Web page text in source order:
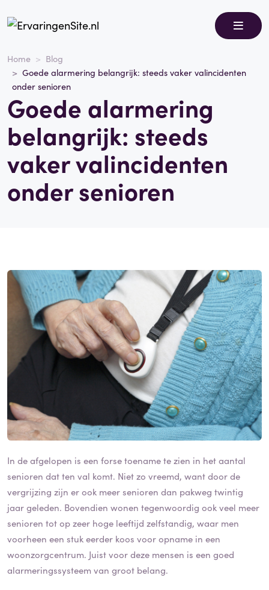
Home
Blog
Goede alarmering belangrijk: steeds vaker valincidenten
onder senioren
Goede alarmering
belangrijk: steeds
vaker valincidenten
onder senioren
In de afgelopen is een forse toename te zien in het aantal
senioren dat ten val komt. Niet zo vreemd, want door de
vergrijzing zijn er ook meer senioren dan pakweg twintig
jaar geleden. Bovendien wonen tegenwoordig ook veel meer
senioren tot op zeer hoge leeftijd zelfstandig, waar men
voorheen een stuk eerder koos voor opname in een
woonzorgcentrum. Juist voor deze mensen is een goed
alarmeringssysteem van groot belang.